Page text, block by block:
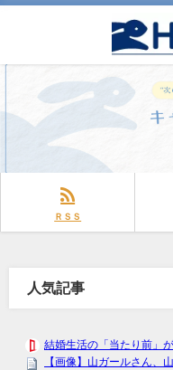
ＲＳＳ
人気記事